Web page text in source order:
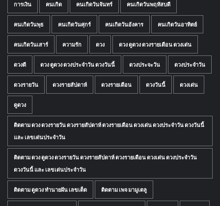
การเงิน คนเกิด คนเกิดวันจันทร์ คนเกิดวันพฤหัสบดี
คนเกิดวันพุธ คนเกิดวันศุกร์ คนเกิดวันอังคาร คนเกิดวันอาทิตย์
คนเกิดวันเสาร์ ความรัก ดวง ดวง ดูดวง ดวงรายเดือน ดวงเด่น
ดวงดี ดวง ดูดวง ดวงประจำวัน ดวงวันนี้ ดวงประจะวัน ดวงประจำวัน
ดวงรายวัน ดวงรายสัปดาห์ ดวงรายเดือน ดวงวันนี้ ดวงเด่น
ดูดวง
ติดตาม ดวง ดวงรายวัน ดวงรายสัปดาห์ ดวงรายเดือน ดวงเด่น ดวงประจำวัน ดวงวันนี้
และ เลขเด่นประจำวัน
ติดตาม ดวง ดูดวง ดวงรายวัน ดวงรายสัปดาห์ ดวงรายเดือน ดวงเด่น ดวงประจำวัน
ดวงวันนี้ และ เลขเด่นประจำวัน
ติดตาม ดูดวง ทำนายฝัน เลขเด็ด ติดตาม เพจ มามูเตลู